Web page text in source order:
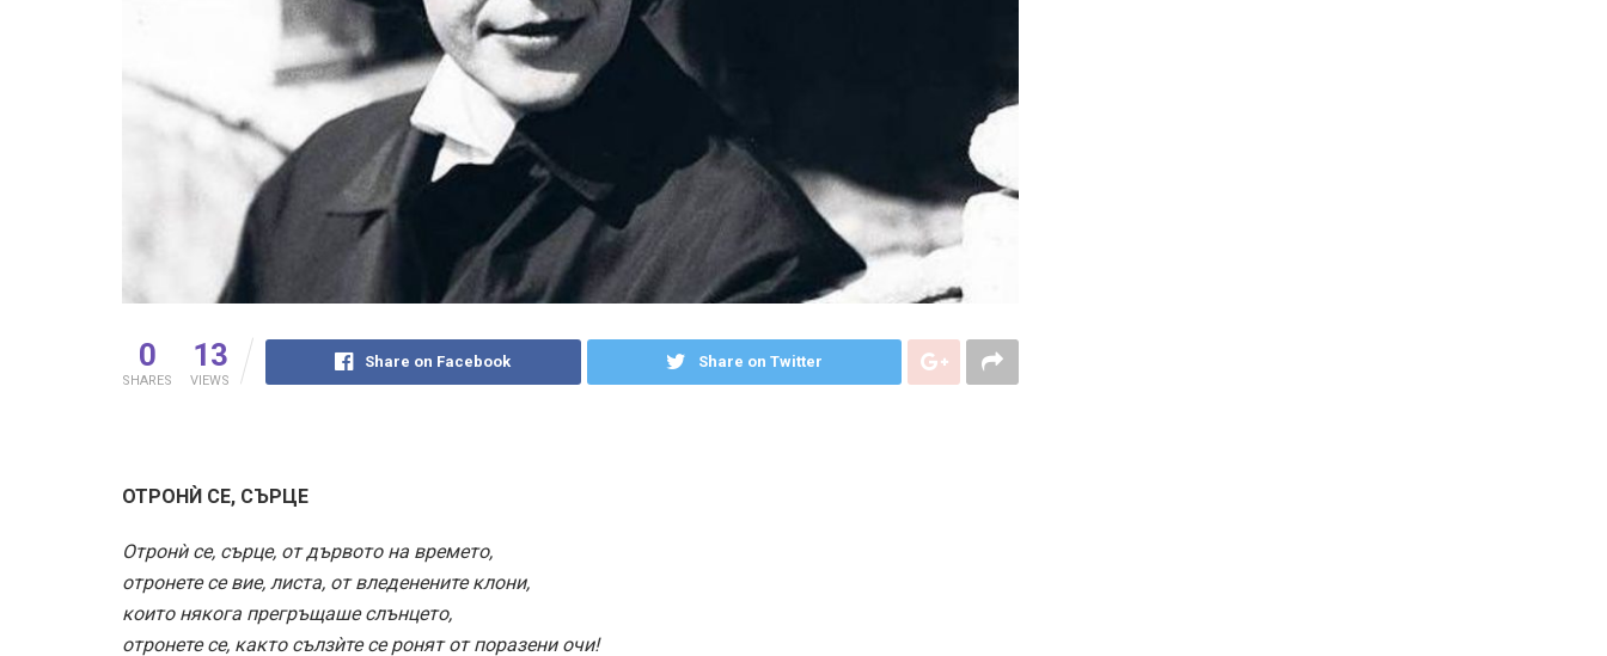
0
SHARES
13
VIEWS
Share on Facebook Share on Twitter
ОТРОНЍ СЕ, СЪРЦЕ
Отронѝ се, сърце, от дървото на времето,
отронете се вие, листа, от вледенените клони,
които някога прегръщаше слънцето,
отронете се, както сълзѝте се ронят от поразени очи!